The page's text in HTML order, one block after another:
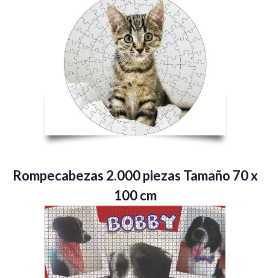
Rompecabezas 2.000 piezas Tamaño 70 x
100 cm